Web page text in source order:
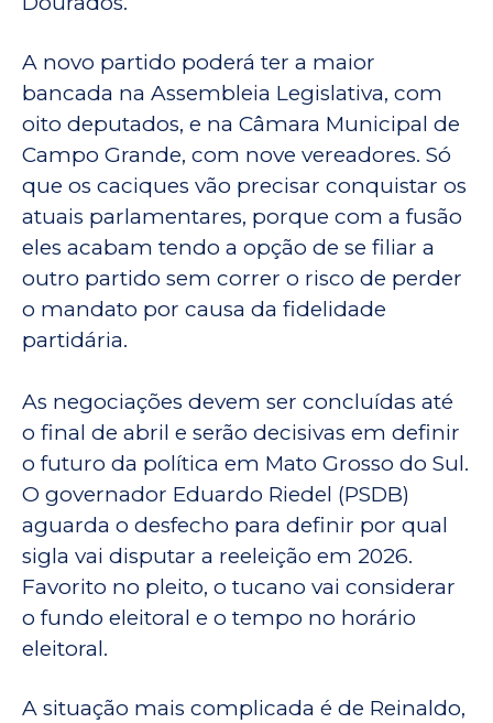
A novo partido poderá ter a maior
bancada na Assembleia Legislativa, com
oito deputados, e na Câmara Municipal de
Campo Grande, com nove vereadores. Só
que os caciques vão precisar conquistar os
atuais parlamentares, porque com a fusão
eles acabam tendo a opção de se filiar a
outro partido sem correr o risco de perder
o mandato por causa da fidelidade
partidária.
As negociações devem ser concluídas até
o final de abril e serão decisivas em definir
o futuro da política em Mato Grosso do Sul.
O governador Eduardo Riedel (PSDB)
aguarda o desfecho para definir por qual
sigla vai disputar a reeleição em 2026.
Favorito no pleito, o tucano vai considerar
o fundo eleitoral e o tempo no horário
eleitoral.
A situação mais complicada é de Reinaldo,